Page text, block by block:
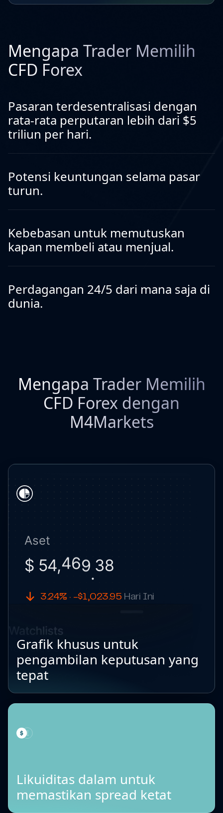
Mengapa Trader Memilih
CFD Forex
Pasaran terdesentralisasi dengan
rata-rata perputaran lebih dari $5
triliun per hari.
Potensi keuntungan selama pasar
turun.
Kebebasan untuk memutuskan
kapan membeli atau menjual.
Perdagangan 24/5 dari mana saja di
dunia.
Mengapa Trader Memilih
CFD Forex dengan
M4Markets
Aset
$ 54,847. 30
3.24% · -$1,023.95 Hari Ini
Grafik khusus untuk
pengambilan keputusan yang
tepat
Likuiditas dalam untuk
memastikan spread ketat